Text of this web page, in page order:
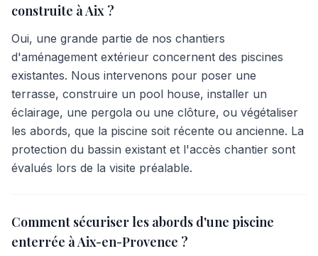
construite à Aix ?
Oui, une grande partie de nos chantiers
d'aménagement extérieur concernent des piscines
existantes. Nous intervenons pour poser une
terrasse, construire un pool house, installer un
éclairage, une pergola ou une clôture, ou végétaliser
les abords, que la piscine soit récente ou ancienne. La
protection du bassin existant et l'accès chantier sont
évalués lors de la visite préalable.
Comment sécuriser les abords d'une piscine
enterrée à Aix-en-Provence ?